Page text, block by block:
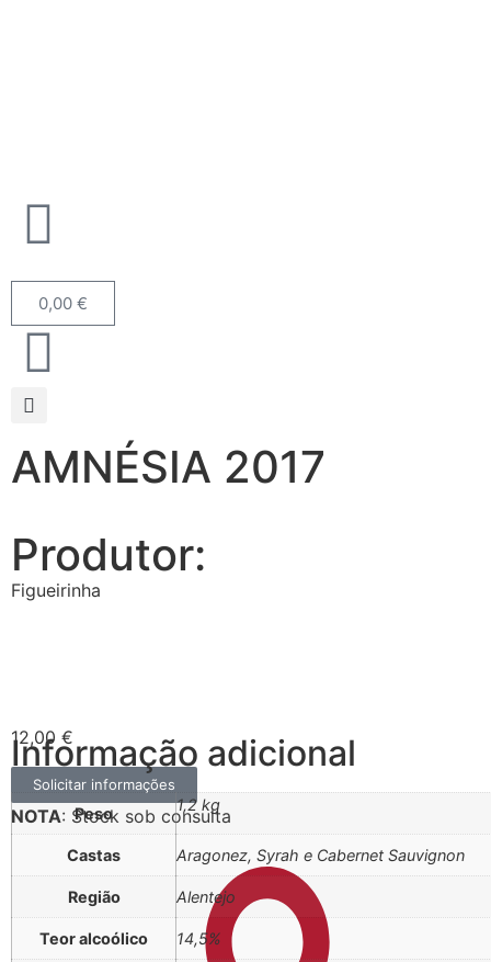
0,00 €
AMNÉSIA 2017
Produtor:
Figueirinha
12,00 €
Solicitar informações
NOTA: Stock sob consulta
Informação adicional
Peso 1,2 kg
Castas Aragonez, Syrah e Cabernet Sauvignon
Região Alentejo
Teor alcoólico 14,5%